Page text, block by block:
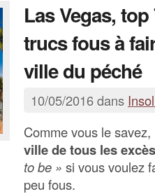
Las Vegas, top
trucs fous à
ville du péché
10/05/2016 dans
Comme vous le
ville de tous les excès
to be » si vous voulez
peu fous.